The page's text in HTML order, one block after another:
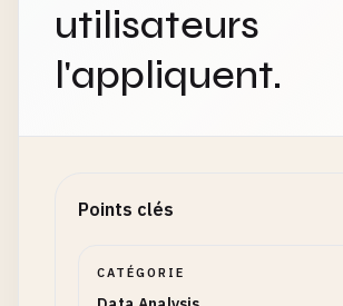
utilisateurs
l'appliquent.
Points clés
CATÉGORIE